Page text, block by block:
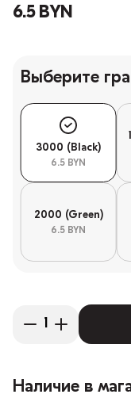
6.5 BYN
Выберите
3000 (Black)
6.5 BYN
2000 (Green)
6.5 BYN
Наличие в